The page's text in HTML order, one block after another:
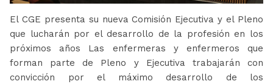
El CGE presenta su nueva Comisión Ejecutiva y el Pleno
que lucharán por el desarrollo de la profesión en los
próximos años Las enfermeras y enfermeros que
forman parte de Pleno y Ejecutiva trabajarán con
convicción por el máximo desarrollo de los